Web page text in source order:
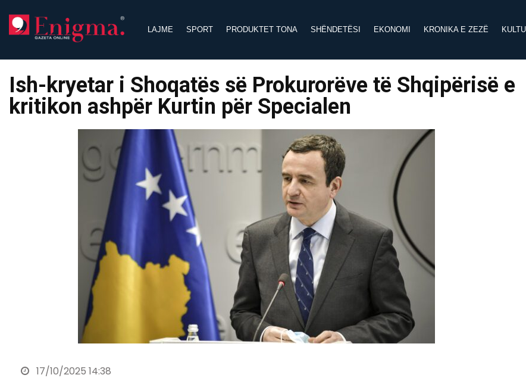
content
LAJME SPORT PRODUKTET TONA SHËNDETËSI EKONOMI KRONIKA E ZEZË
Ish-kryetar i Shoqatës së Prokurorëve të Shqipërisë e
kritikon ashpër Kurtin për Specialen
17/10/2025 14:38